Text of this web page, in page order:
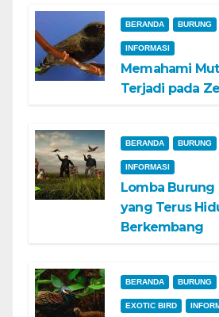
BERANDA BURUNG
INFORMASI
Memahami
Terjadi pada
BERANDA BURUNG
INFORMASI
Lomba Burung
yang Terus
Berkembang
BERANDA BURUNG
EXOTIC BIRD